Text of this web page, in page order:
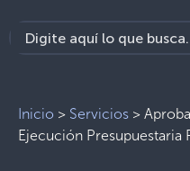
Inicio > Servicios >
Ejecución Presupuestaria